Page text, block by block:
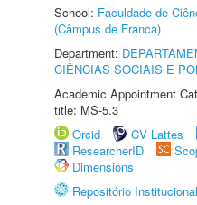
School: Faculdade de
(Câmpus de Franca)
Department:
CIÊNCIAS SOCIAIS E
Academic Appointment
title: MS-5.3
Orcid
CV Lattes
ResearcherID
Dimensions
Repositório